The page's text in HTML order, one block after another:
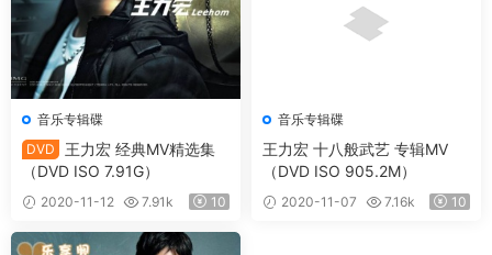
音乐专辑碟
DVD
王力宏 经典MV精选集
（DVD ISO 7.91G）
2020-11-12 7.91k 10
音乐专辑碟
王力宏 十八般武艺 专辑MV
（DVD ISO 905.2M）
2020-11-07 7.16k 10